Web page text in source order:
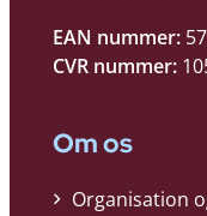
EAN nummer:
CVR nummer:
Om os
Organisation